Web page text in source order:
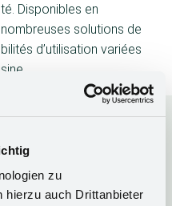
zu
hierzu auch Drittanbieter
Disponibles en
solutions de
d’utilisation variées